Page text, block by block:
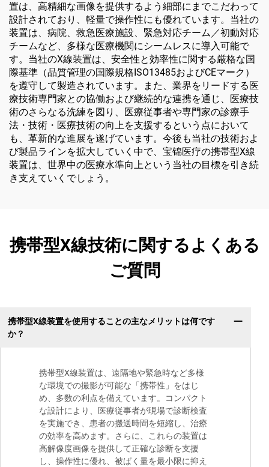
置は、高精細な画像を提供するよう細部にまでこだわって
設計されており、軽量で操作性にも優れています。当社の
装置は、病院、救急医療施設、緊急対応チーム／初動対応
チームなど、多様な医療機関にシームレスに導入可能で
す。当社のX線装置は、安全性と効率性に関する厳格な国
際基準（品質管理の国際規格ISO13485およびCEマーク）
を遵守して製造されています。また、業界をリードする医
療技術専門家との協働および継続的な連携を通じ、医療技
術のさらなる洗練を図り、医療従事者や専門家の診療手
法・技術・医療技術の向上を支援するという点において
も、革新的な進展を遂げています。今後も当社の技術およ
び製品ラインを拡大していく中で、宝锦医疗の携帯型X線
装置は、世界中の医療水準向上という当社の目標を引き続
き支えていくでしょう。
携帯型X線技術に関するよくある
ご質問
携帯型X線装置を使用することの主なメリットは何です
か？
携帯型X線装置は、遠隔地や緊急時など多様
な環境での撮影が可能な「携帯性」をはじ
め、多数の利点を備えています。コンパクト
な設計により、医療従事者が現場で診断検査
を実施でき、患者の搬送時間を短縮し、治療
の効率を高めます。さらに、これらの装置は
高解像度画像を提供して正確な診断を支援
し、操作性に優れ、被ばく量を最小限に抑え